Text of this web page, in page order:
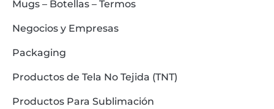
Mugs – Botellas – Termos
Negocios y Empresas
Packaging
Productos de Tela No Tejida (TNT)
Productos Para Sublimación